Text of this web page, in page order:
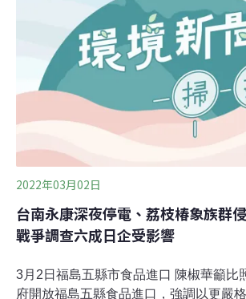
2022年03月02日
台南永康深夜停電、荔枝椿象族群
戰爭調查六成日企受影響
3月2日福島五縣市食品進口 陳椒華籲比
府開放福島五縣食品進口，強調以更嚴